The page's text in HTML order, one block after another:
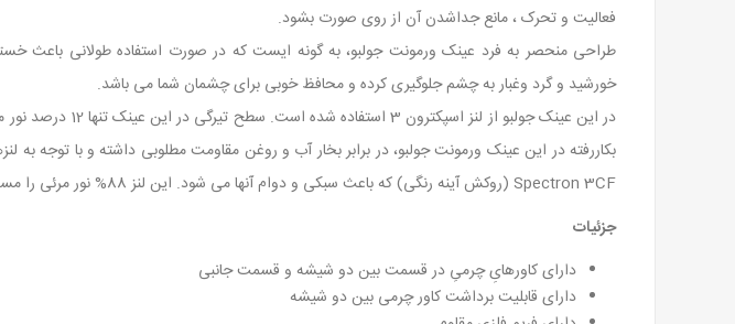
فعالیت و تحرک ، مانع جداشدن آن از روی صورت بشود.
طراحی منحصر به فرد عینک ورمونت جولبو، به گونه ایست که در صورت استفاده طولانی
خورشید و گرد وغبار به چشم جلوگیری کرده و محافظ خوبی برای چشمان شما می باشد.
در این عینک
بکاررفته در این عینک ورمونت جولبو، در برابر بخار آب و روغن مقاومت مطلوبی داشته و با توجه
Spectron 3CF (روکش آینه رنگی) که باعث سبکی و دوام آنها می شود. این لنز 88% نور مرئی را مسدود می کنند و 100% در برابر اشعه های UVA، UVB و UVC از چشم محافظت می کند.
جزئیات
دارای کاورهایِ چرمیِ در قسمت بین دو شیشه و قسمت جانبی
دارای قابلیت برداشت کاور چرمی بین دو شیشه